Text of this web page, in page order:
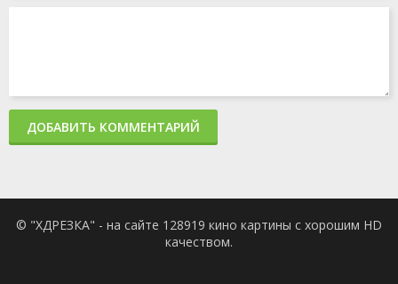
ДОБАВИТЬ КОММЕНТАРИЙ
© "ХДРЕЗКА" - на сайте 128919 кино картины с хорошим HD
качеством.